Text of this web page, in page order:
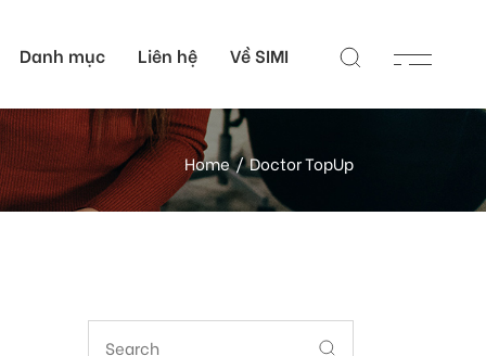
Sĩ
Sĩ
Danh mục Liên hệ
Liên hệ
Các campus của SIMI
Đơn vị hỗ trợ học thuật
Về SIMI
Home Doctor TopUp
Search
for: